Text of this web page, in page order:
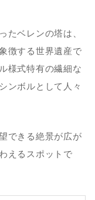
たベレンの塔は、
徴する世界遺産で
様式特有の繊細な
ンボルとして人々
できる絶景が広が
えるスポットで